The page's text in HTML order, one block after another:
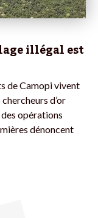
illégal est
de Camopi vivent
d’or
opérations
dénoncent